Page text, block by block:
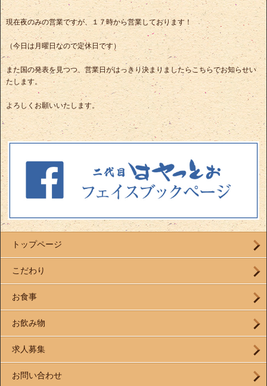
現在夜のみの営業ですが、１７時から営業しております！
（今日は月曜日なので定休日です）
また国の発表を見つつ、営業日がはっきり決まりましたらこちらでお知らせい
たします。
よろしくお願いいたします。
トップページ
こだわり
お食事
お飲み物
求人募集
お問い合わせ